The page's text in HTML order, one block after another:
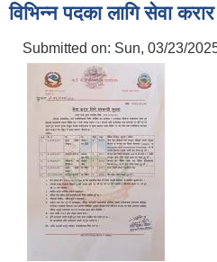
विभिन्न पदका लागि सेवा
Submitted on: Sun, 03/23/